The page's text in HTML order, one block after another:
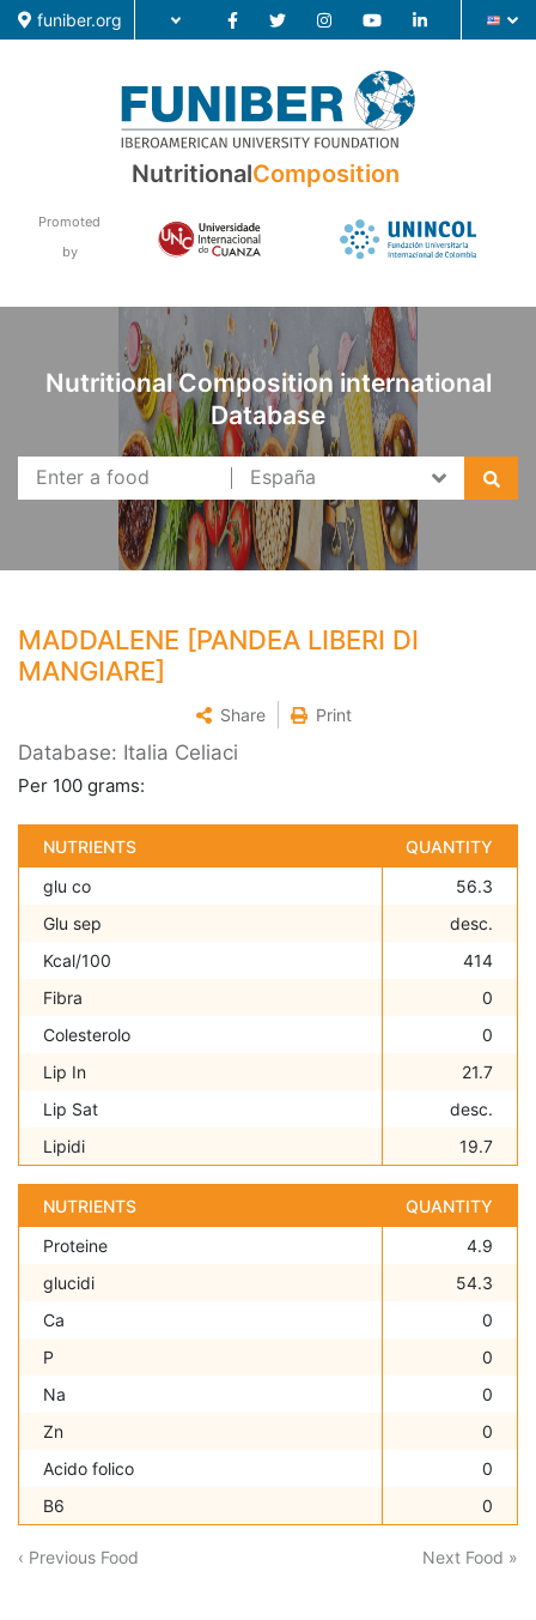
funiber.org
Food Composition
Research
NutritionalComposition
Promoted
by
Nutritional Composition international
Database
MADDALENE [PANDEA LIBERI DI
MANGIARE]
Share Print
Database: Italia Celiaci
Per 100 grams:
NUTRIENTS
QUANTITY
glu co
56.3
Glu sep
desc.
Kcal/100
414
Fibra
0
Colesterolo
0
Lip In
21.7
Lip Sat
desc.
Lipidi
19.7
NUTRIENTS
QUANTITY
Proteine
4.9
glucidi
54.3
Ca
0
P
0
Na
0
Zn
0
Acido folico
0
B6
0
‹ Previous Food Next Food »